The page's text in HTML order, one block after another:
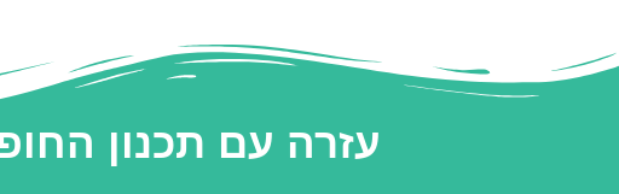
עזרה עם תכנון